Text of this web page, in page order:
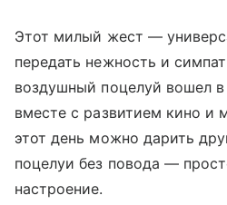
Этот милый жест —
передать нежность и
воздушный поцелуй вошел в
вместе с развитием кино и
этот день можно дарить
поцелуи без повода —
настроение.